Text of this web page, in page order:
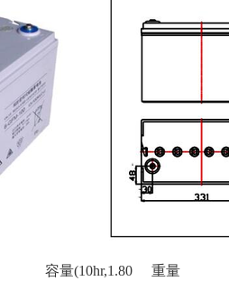
容量(10hr,1.80
重量